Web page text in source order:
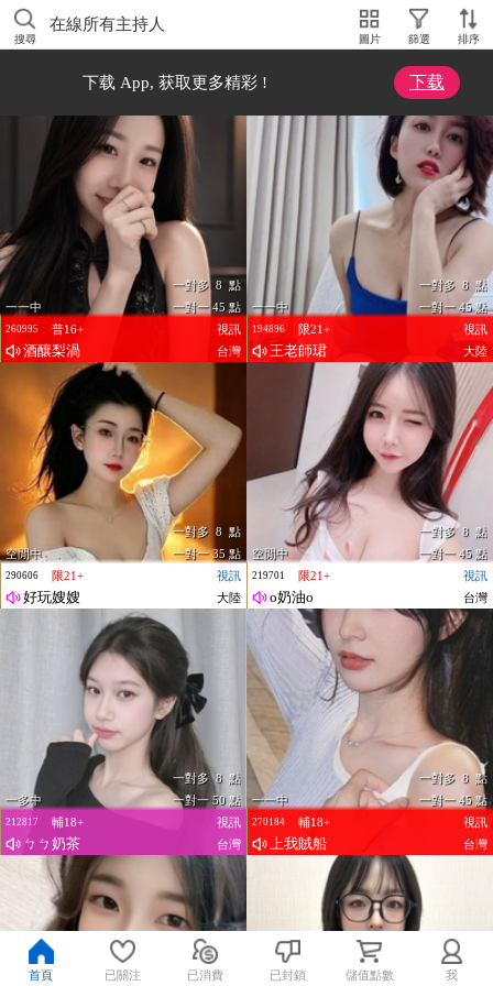
搜尋
在線所有主持人
圖片 篩選 排序
下载 App, 获取更多精彩 ! 下载
一一中
一對多 8 點
一對一 45 點
普16+
視訊
260995
酒釀梨渦 台灣
一一中
一對多 8 點
一對一 45 點
限21+
視訊
194896
王老師珺 大陸
空閒中
一對多 8 點
一對一 35 點
限21+
視訊
290606
好玩嫂嫂 大陸
空閒中
一對多 8 點
一對一 45 點
限21+
視訊
219701
o奶油o 台灣
一多中
一對多 8 點
一對一 50 點
輔18+
視訊
212817
ㄅㄅ奶茶 台灣
一一中
一對多 8 點
一對一 45 點
輔18+
視訊
270184
上我賊船 台灣
首頁 已關注 已消費 已封鎖 儲值點數 我